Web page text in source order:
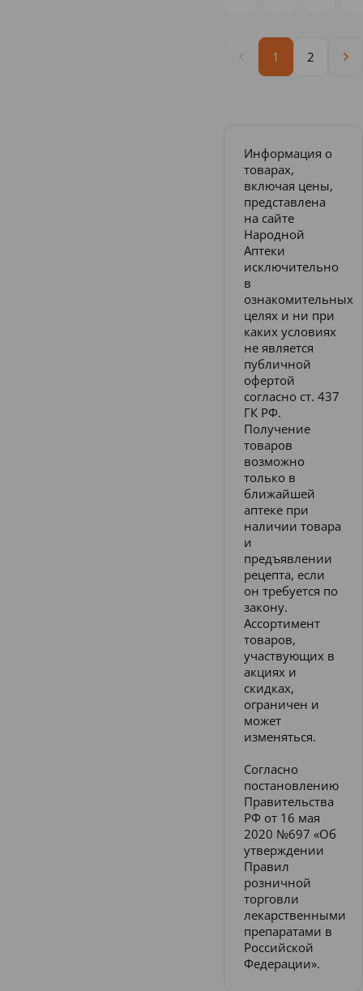
1 2
Информация о
товарах,
включая цены,
представлена
на сайте
Народной
Аптеки
исключительно
в
ознакомительных
целях и ни при
каких условиях
не является
публичной
офертой
согласно ст. 437
ГК РФ.
Получение
товаров
возможно
только в
ближайшей
аптеке при
наличии товара
и
предъявлении
рецепта, если
он требуется по
закону.
Ассортимент
товаров,
участвующих в
акциях и
скидках,
ограничен и
может
изменяться.
Согласно
постановлению
Правительства
РФ от 16 мая
2020 №697 «Об
утверждении
Правил
розничной
торговли
лекарственными
препаратами в
Российской
Федерации».